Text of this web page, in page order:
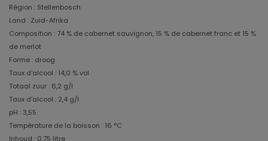
Région : Stellenbosch
Land : Zuid-Afrika
Composition : 74 % de cabernet sauvignon, 15 % de cabernet franc et 15 %
de merlot
Forme : droog
Taux d'alcool : 14,0 % vol
Totaal zuur : 6,2 g/l
Taux d'alcool : 2,4 g/l
pH : 3,55
Température de la boisson : 16 °C
Inhoud : 0,75 litre